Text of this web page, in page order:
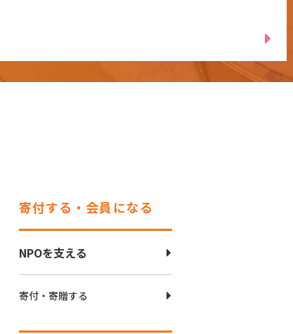
寄付する・会員になる
NPOを支える
寄付・寄贈する